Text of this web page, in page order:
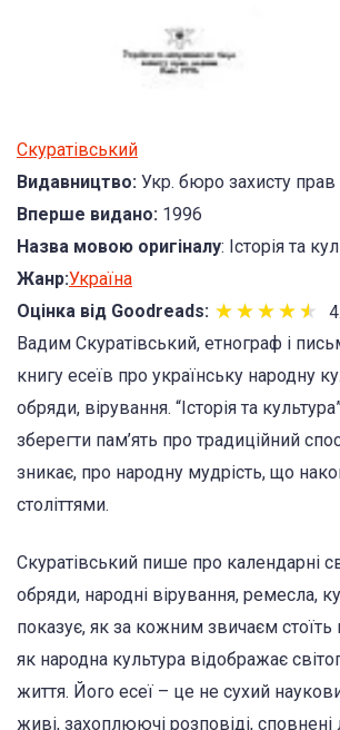
Скуратівський
Видавництво: Укр. бюро захисту
Вперше видано: 1996
Назва мовою оригіналу: Історія та
Жанр:Україна
Оцінка від Goodreads: ★
★★
★★
★★
★★
★
Вадим Скуратівський, етнограф і
книгу есеїв про українську народну
обряди, вірування. “Історія та
зберегти пам’ять про традиційний
зникає, про народну мудрість, що
століттями.
Скуратівський пише про календарні
обряди, народні вірування, ремесла,
показує, як за кожним звичаєм стоїть
як народна культура відображає
життя. Його есеї – це не сухий
живі, захоплюючі розповіді,